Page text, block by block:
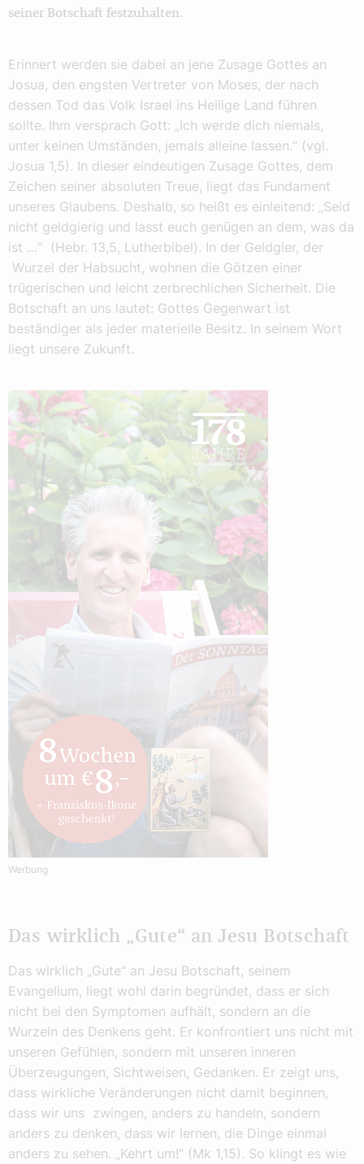
seiner Botschaft festzuhalten.
Erinnert werden sie dabei an jene Zusage Gottes an
Josua, den engsten Vertreter von Moses, der nach
dessen Tod das Volk Israel ins Heilige Land führen
sollte. Ihm versprach Gott: „Ich werde dich niemals,
unter keinen Umständen, jemals alleine lassen.“ (vgl.
Josua 1,5). In dieser eindeutigen Zusage Gottes, dem
Zeichen seiner absoluten Treue, liegt das Fundament
unseres Glaubens. Deshalb, so heißt es einleitend: „Seid
nicht geldgierig und lasst euch genügen an dem, was da
ist …“ (Hebr. 13,5, Lutherbibel). In der Geldgier, der
Wurzel der Habsucht, wohnen die Götzen einer
trügerischen und leicht zerbrechlichen Sicherheit. Die
Botschaft an uns lautet: Gottes Gegenwart ist
beständiger als jeder materielle Besitz. In seinem Wort
liegt unsere Zukunft.
Werbung
Das wirklich „Gute“ an Jesu Botschaft
Das wirklich „Gute“ an Jesu Botschaft, seinem
Evangelium, liegt wohl darin begründet, dass er sich
nicht bei den Symptomen aufhält, sondern an die
Wurzeln des Denkens geht. Er konfrontiert uns nicht mit
unseren Gefühlen, sondern mit unseren inneren
Überzeugungen, Sichtweisen, Gedanken. Er zeigt uns,
dass wirkliche Veränderungen nicht damit beginnen,
dass wir uns zwingen, anders zu handeln, sondern
anders zu denken, dass wir lernen, die Dinge einmal
anders zu sehen. „Kehrt um!“ (Mk 1,15). So klingt es wie